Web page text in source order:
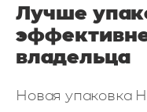
Лучше
владельца
Новая упаковка